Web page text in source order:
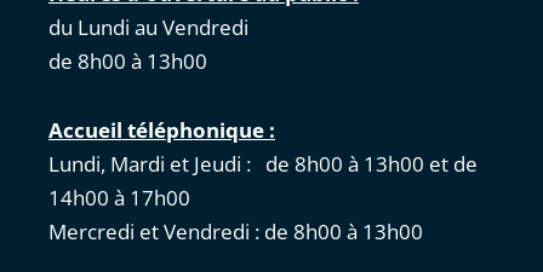
du Lundi au Vendredi
de 8h00 à 13h00
Accueil téléphonique :
Lundi, Mardi et Jeudi : de 8h00 à 13h00 et de
14h00 à 17h00
Mercredi et Vendredi : de 8h00 à 13h00